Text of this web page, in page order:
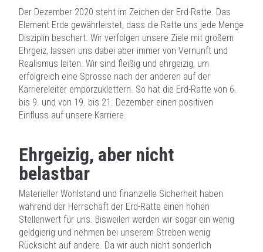
Der Dezember 2020 steht im Zeichen der Erd-Ratte. Das
Element Erde gewährleistet, dass die Ratte uns jede Menge
Disziplin beschert. Wir verfolgen unsere Ziele mit großem
Ehrgeiz, lassen uns dabei aber immer von Vernunft und
Realismus leiten. Wir sind fleißig und ehrgeizig, um
erfolgreich eine Sprosse nach der anderen auf der
Karriereleiter emporzuklettern. So hat die Erd-Ratte von 6.
bis 9. und von 19. bis 21. Dezember einen positiven
Einfluss auf unsere Karriere.
Ehrgeizig, aber nicht
belastbar
Materieller Wohlstand und finanzielle Sicherheit haben
während der Herrschaft der Erd-Ratte einen hohen
Stellenwert für uns. Bisweilen werden wir sogar ein wenig
geldgierig und nehmen bei unserem Streben wenig
Rücksicht auf andere. Da wir auch nicht sonderlich